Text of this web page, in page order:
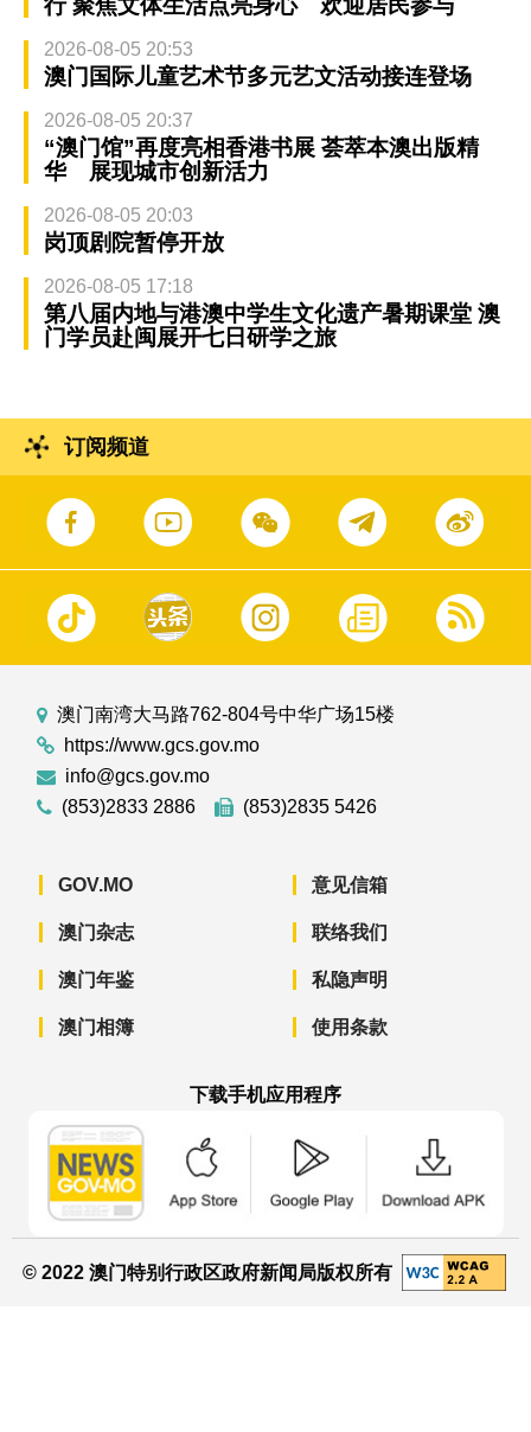
行 聚焦文体生活点亮身心 欢迎居民参与
2026-08-05 20:53
澳门国际儿童艺术节多元艺文活动接连登场
2026-08-05 20:37
“澳门馆”再度亮相香港书展 荟萃本澳出版精
华 展现城市创新活力
2026-08-05 20:03
岗顶剧院暂停开放
2026-08-05 17:18
第八届内地与港澳中学生文化遗产暑期课堂 澳
门学员赴闽展开七日研学之旅
订阅频道
澳门南湾大马路762-804号中华广场15楼
https://www.gcs.gov.mo
info@gcs.gov.mo
(853)2833 2886
(853)2835 5426
GOV.MO
澳门杂志
澳门年鉴
澳门相簿
意见信箱
联络我们
私隐声明
使用条款
下载手机应用程序
© 2022 澳门特别行政区政府新闻局版权所有